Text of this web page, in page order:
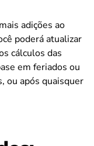
adições ao
poderá atualizar
cálculos das
em feriados ou
ou após quaisquer